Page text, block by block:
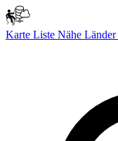
Karte Liste Nähe Länder